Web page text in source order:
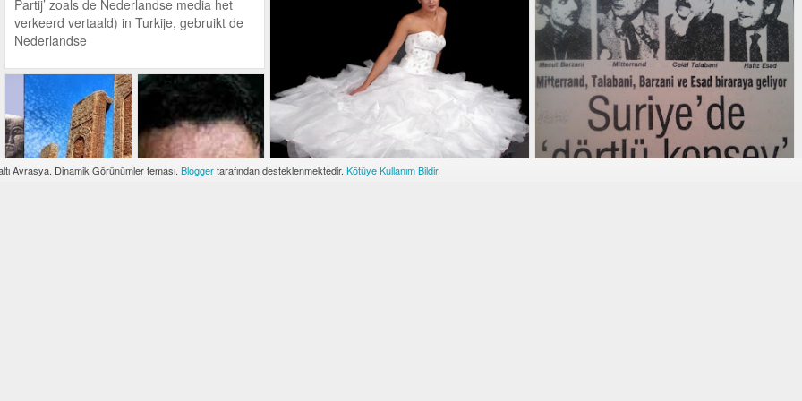
Partij’ zoals de Nederlandse media het
verkeerd vertaald) in Turkije, gebruikt de
Nederlandse
Avrasya. Dinamik Görünümler teması. Bloggertarafından desteklenmektedir. Kötüye Kullanım Bildir.